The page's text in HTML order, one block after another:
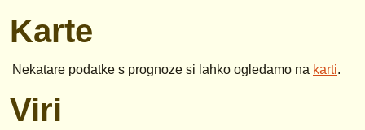
Karte
Nekatare podatke s prognoze si lahko ogledamo na karti.
Viri